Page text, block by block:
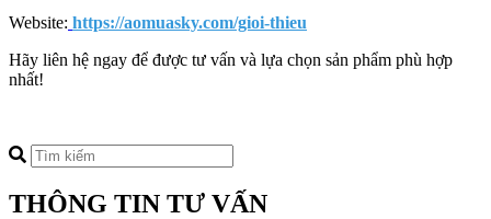
Website: https://aomuasky.com/gioi-thieu
Hãy liên hệ ngay để được tư vấn và lựa chọn sản phẩm phù hợp
nhất!
THÔNG TIN TƯ VẤN